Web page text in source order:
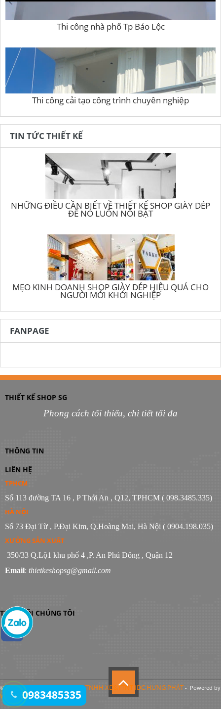
Thi công nhà phố Tp Bảo Lộc
Thi công cải tạo công trình chuyên nghiệp
TIN TỨC THIẾT KẾ
NHỮNG ĐIỀU CẦN BIẾT VỀ THIẾT KẾ SHOP GIÀY DÉP
ĐỂ NÓ LUÔN NỔI BẬT
MẸO KINH DOANH SHOP GIÀY DÉP HIỆU QUẢ CHO
NGƯỜI MỚI KHỞI NGHIỆP
FANPAGE
THIẾT KẾ SHOP SG
Phong cách tối thiểu, chi tiết tối đa
THÔNG TIN
LIÊN HỆ
TPHCM
Số 113 đường TA 16 , P Thới An , Q12, TPHCM ( 098.3485.335)
HÀ NỘI
Số 73 Đại Từ , P.Đại Kim, Q.Hoàng Mai, Hà Nội ( 0904.198.035)
XƯỞNG SẢN XUẤT
350/33 Q.Lộ1 khu phố 4 ,P. An Phú Đông , Quận 12
Email: thietkeshopsg@gmail.com
THEO DÕI CHÚNG TÔI
© Bản quyền thuộc về Công Ty TNHH XD&TTNT IDC HƯNG PHÁT - Powered by
WebItop0983485335